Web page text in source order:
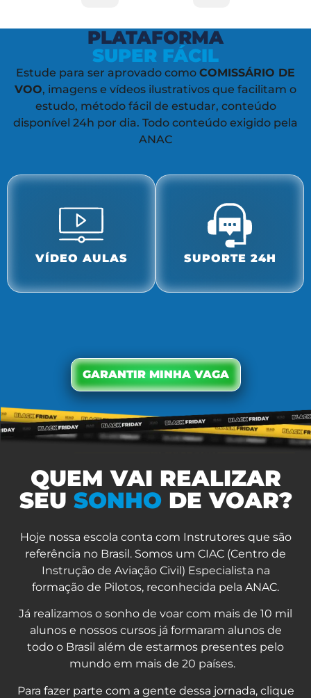
PLATAFORMA
SUPER FÁCIL
Estude para ser aprovado como COMISSÁRIO DE
VOO, imagens e vídeos ilustrativos que facilitam o
estudo, método fácil de estudar, conteúdo
disponível 24h por dia. Todo conteúdo exigido pela
ANAC
VÍDEO AULAS SUPORTE 24H
GARANTIR MINHA VAGA
QUEM VAI REALIZAR
SEU SONHODE VOAR?
Hoje nossa escola conta com Instrutores que são
referência no Brasil. Somos um CIAC (Centro de
Instrução de Aviação Civil) Especialista na
formação de Pilotos, reconhecida pela ANAC.
Já realizamos o sonho de voar com mais de 10 mil
alunos e nossos cursos já formaram alunos de
todo o Brasil além de estarmos presentes pelo
mundo em mais de 20 países.
Para fazer parte com a gente dessa jornada, clique